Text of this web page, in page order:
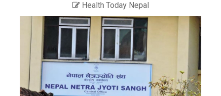
Health Today Nepal